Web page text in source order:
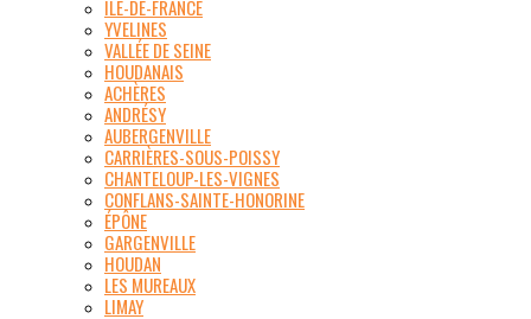
ÎLE-DE-FRANCE
YVELINES
VALLÉE DE SEINE
HOUDANAIS
ACHÈRES
ANDRÉSY
AUBERGENVILLE
CARRIÈRES-SOUS-POISSY
CHANTELOUP-LES-VIGNES
CONFLANS-SAINTE-HONORINE
ÉPÔNE
GARGENVILLE
HOUDAN
LES MUREAUX
LIMAY